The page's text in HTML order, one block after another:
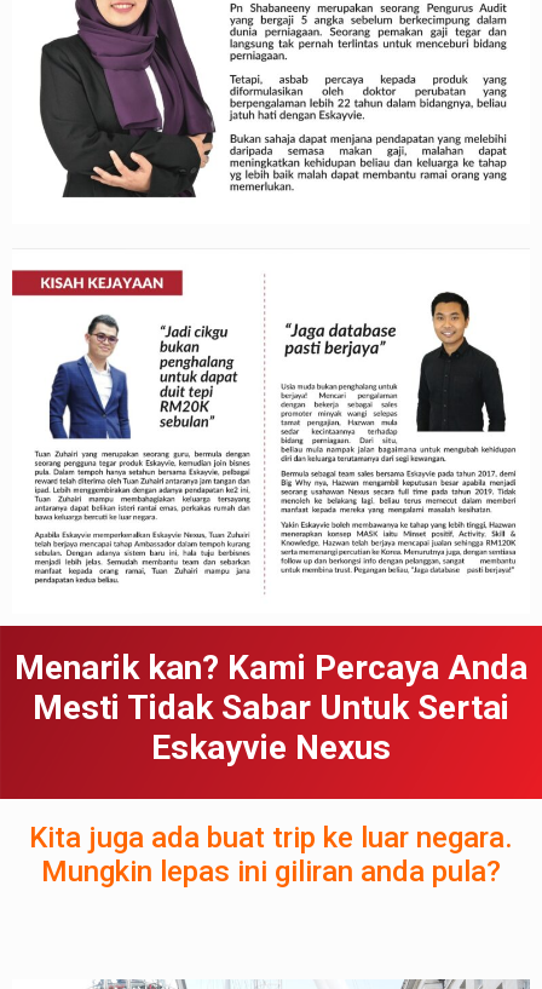
Menarik kan? Kami Percaya Anda
Mesti Tidak Sabar Untuk Sertai
Eskayvie Nexus
Kita juga ada buat trip ke luar negara.
Mungkin lepas ini giliran anda pula?